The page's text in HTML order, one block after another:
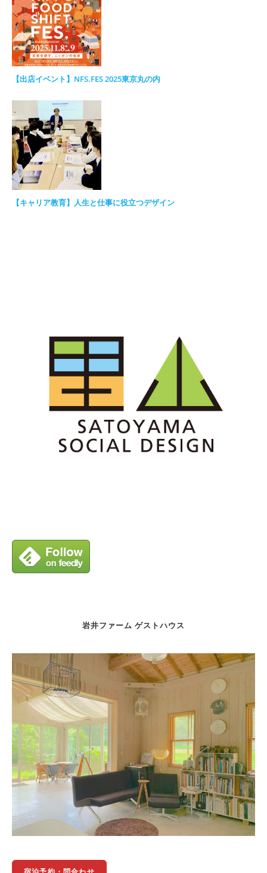
【出店イベント】NFS.FES 2025東京丸の内
【キャリア教育】人生と仕事に役立つデザイン
岩井ファーム ゲストハウス